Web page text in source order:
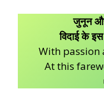
जुनून
विदाई के
With passion
At this